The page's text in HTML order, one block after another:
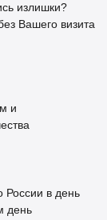
излишки?
Вашего визита
и
России в день
день